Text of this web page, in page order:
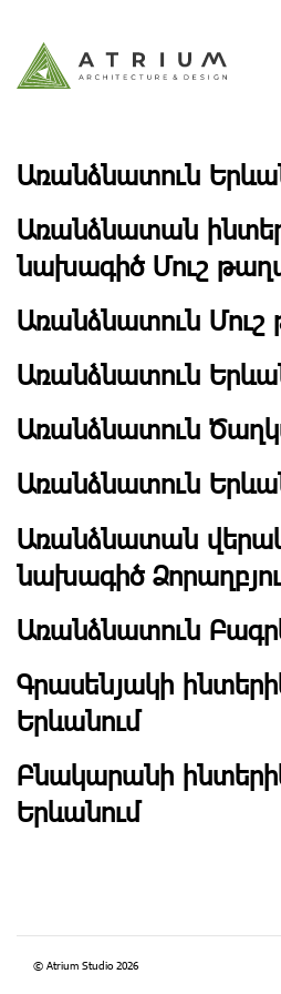
Առանձնատուն
Առանձնատան
նախագիծ Մուշ
Առանձնատուն
Առանձնատուն
Առանձնատուն
Առանձնատուն
Առանձնատան
նախագիծ
Առանձնատուն
Գրասենյակի
Երևանում
Բնակարանի
Երևանում
© Atrium Studio 2026